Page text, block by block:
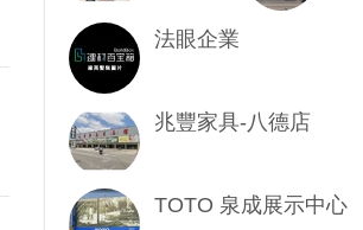
法眼企業
兆豐家具-八德店
TOTO 泉成展示中心